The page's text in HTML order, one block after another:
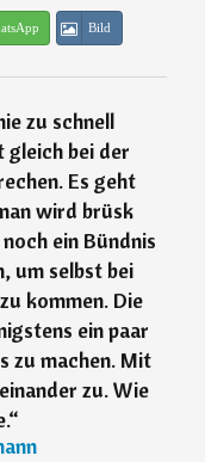
Bild
zu schnell
gleich bei der
Es geht
wird brüsk
ein Bündnis
um selbst bei
kommen. Die
ein paar
zu machen. Mit
zu. Wie
“